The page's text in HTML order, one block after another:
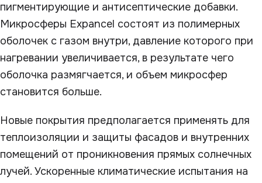
пигментирующие и антисептические добавки.
Микросферы Expancel состоят из полимерных
оболочек с газом внутри, давление которого при
нагревании увеличивается, в результате чего
оболочка размягчается, и объем микросфер
становится больше.
Новые покрытия предполагается применять для
теплоизоляции и защиты фасадов и внутренних
помещений от проникновения прямых солнечных
лучей. Ускоренные климатические испытания на